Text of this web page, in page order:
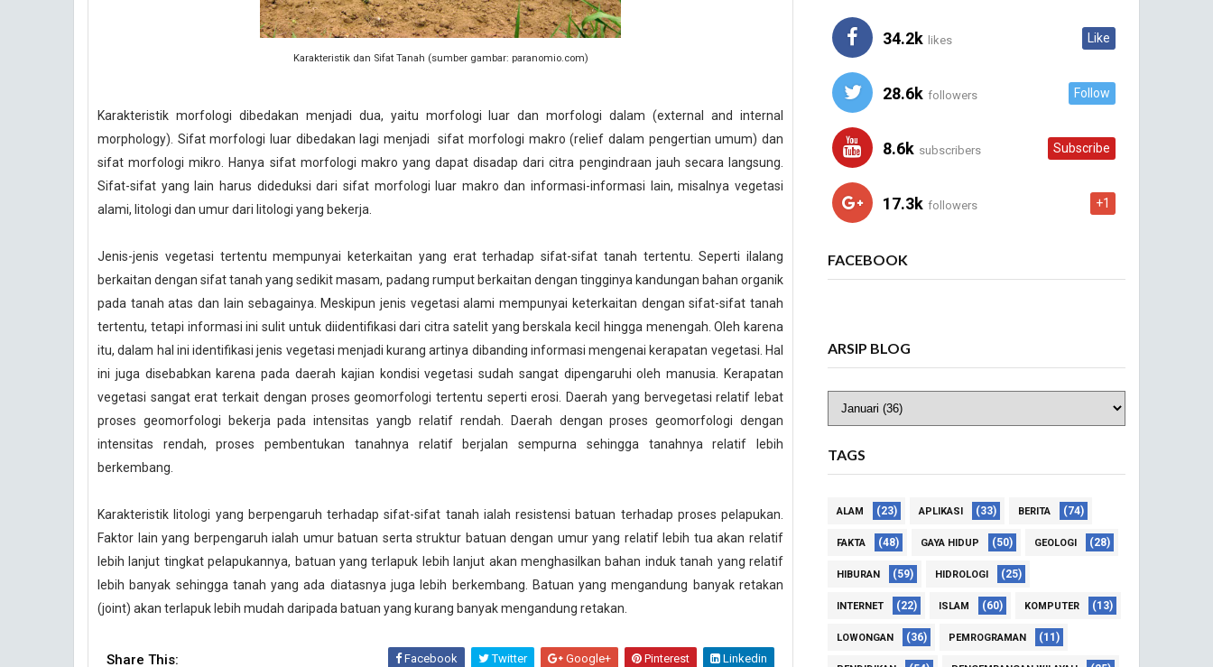
Karakteristik dan Sifat Tanah (sumber gambar: paranomio.com)
Karakteristik morfologi dibedakan menjadi dua, yaitu morfologi luar dan morfologi dalam (external and internal
morphology). Sifat morfologi luar dibedakan lagi menjadi sifat morfologi makro (relief dalam pengertian umum) dan
sifat morfologi mikro. Hanya sifat morfologi makro yang dapat disadap dari citra pengindraan jauh secara langsung.
Sifat-sifat yang lain harus dideduksi dari sifat morfologi luar makro dan informasi-informasi lain, misalnya vegetasi
alami, litologi dan umur dari litologi yang bekerja.
Jenis-jenis vegetasi tertentu mempunyai keterkaitan yang erat terhadap sifat-sifat tanah tertentu. Seperti ilalang
berkaitan dengan sifat tanah yang sedikit masam, padang rumput berkaitan dengan tingginya kandungan bahan organik
pada tanah atas dan lain sebagainya. Meskipun jenis vegetasi alami mempunyai keterkaitan dengan sifat-sifat tanah
tertentu, tetapi informasi ini sulit untuk diidentifikasi dari citra satelit yang berskala kecil hingga menengah. Oleh karena
itu, dalam hal ini identifikasi jenis vegetasi menjadi kurang artinya dibanding informasi mengenai kerapatan vegetasi. Hal
ini juga disebabkan karena pada daerah kajian kondisi vegetasi sudah sangat dipengaruhi oleh manusia. Kerapatan
vegetasi sangat erat terkait dengan proses geomorfologi tertentu seperti erosi. Daerah yang bervegetasi relatif lebat
proses geomorfologi bekerja pada intensitas yangb relatif rendah. Daerah dengan proses geomorfologi dengan
intensitas rendah, proses pembentukan tanahnya relatif berjalan sempurna sehingga tanahnya relatif lebih
berkembang.
Karakteristik litologi yang berpengaruh terhadap sifat-sifat tanah ialah resistensi batuan terhadap proses pelapukan.
Faktor lain yang berpengaruh ialah umur batuan serta struktur batuan dengan umur yang relatif lebih tua akan relatif
lebih lanjut tingkat pelapukannya, batuan yang terlapuk lebih lanjut akan menghasilkan bahan induk tanah yang relatif
lebih banyak sehingga tanah yang ada diatasnya juga lebih berkembang. Batuan yang mengandung banyak retakan
(joint) akan terlapuk lebih mudah daripada batuan yang kurang banyak mengandung retakan.
Share This: Facebook Twitter Google+ Pinterest Linkedin
34.2k likes Like
28.6k followers Follow
8.6k subscribers Subscribe
17.3k followers +1
FACEBOOK
ARSIP BLOG
TAGS
ALAM (23) APLIKASI (33) BERITA (74)
FAKTA (48) GAYA HIDUP (50) GEOLOGI (28)
HIBURAN (59) HIDROLOGI (25)
INTERNET (22) ISLAM (60) KOMPUTER (13)
LOWONGAN (36) PEMROGRAMAN (11)